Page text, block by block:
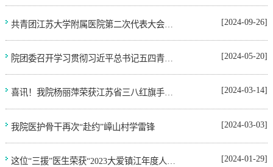
共青团江苏大学附属医院第二次代表大会顺利召开 [2024-09-26]
院团委召开学习贯彻习近平总书记五四青年节对全国广大青年寄语精神座谈会 [2024-05-20]
喜讯！我院杨丽萍荣获江苏省三八红旗手称号 [2024-03-14]
我院医护骨干再次“赴约”嶂山村学雷锋 [2024-03-03]
这位“三援”医生荣获“2023大爱镇江年度人物提名奖” [2024-01-29]